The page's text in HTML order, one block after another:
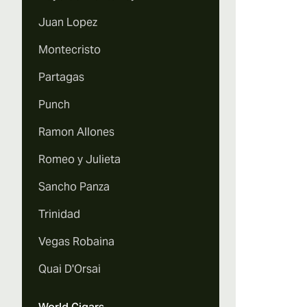
Juan Lopez
Montecristo
Partagas
Punch
Ramon Allones
Romeo y Julieta
Sancho Panza
Trinidad
Vegas Robaina
Quai D'Orsai